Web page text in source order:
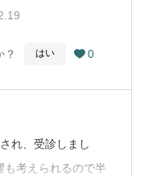
その後診察となる
号札にあるバーコ
？ はい  0
れ、受診しまし
も考えられるので半